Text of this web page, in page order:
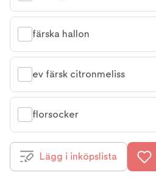
färska hallon
ev färsk citronmeliss
florsocker
Lägg i inköpslista